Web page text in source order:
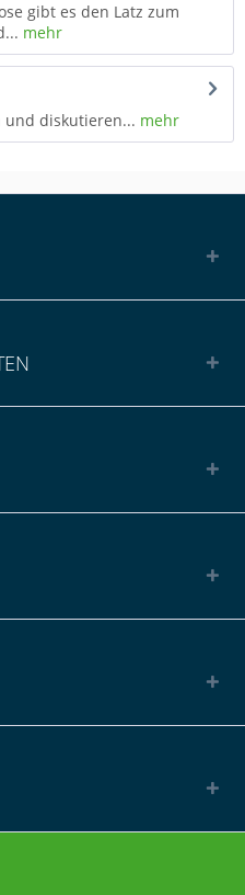
gibt es den Latz zum
mehr
und diskutieren... mehr